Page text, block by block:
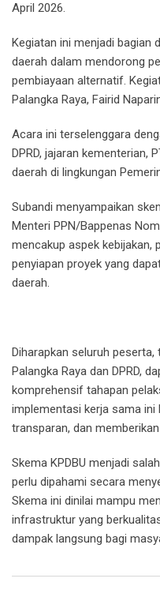
April 2026.
Kegiatan ini menjadi bagian
daerah dalam mendorong
pembiayaan alternatif.
Palangka Raya, Fairid
Acara ini terselenggara
DPRD, jajaran kementerian,
daerah di lingkungan
Subandi menyampaikan
Menteri PPN/Bappenas
mencakup aspek kebijakan,
penyiapan proyek yang
daerah.
Diharapkan seluruh
Palangka Raya dan DPRD,
komprehensif tahapan
implementasi kerja sama
transparan, dan
Skema KPDBU menjadi
perlu dipahami secara
Skema ini dinilai mampu
infrastruktur yang
dampak langsung bagi